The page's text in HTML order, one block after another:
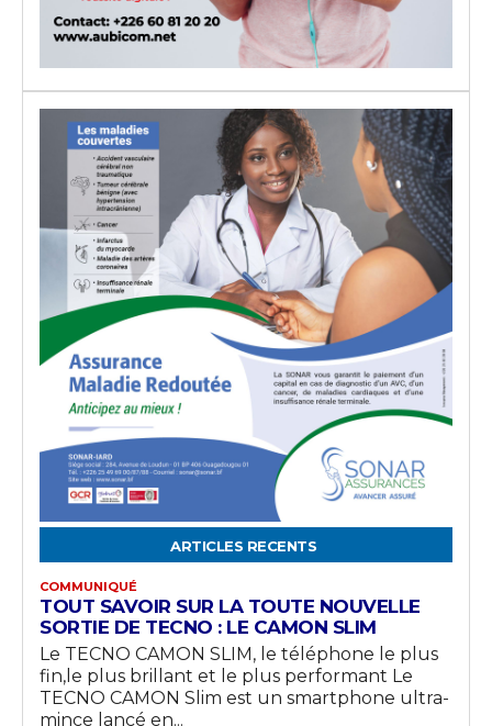
ARTICLES RECENTS
COMMUNIQUÉ
TOUT SAVOIR SUR LA TOUTE NOUVELLE
SORTIE DE TECNO : LE CAMON SLIM
Le TECNO CAMON SLIM, le téléphone le plus
fin,le plus brillant et le plus performant Le
TECNO CAMON Slim est un smartphone ultra-
mince lancé en...